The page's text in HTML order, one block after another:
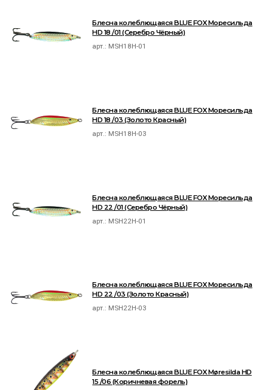
Блесна колеблющаяся BLUE FOX Моресильда
HD 18 /01 (Серебро Чёрный)
арт.: MSH18H-01
Блесна колеблющаяся BLUE FOX Моресильда
HD 18 /03 (Золото Красный)
арт.: MSH18H-03
Блесна колеблющаяся BLUE FOX Моресильда
HD 22 /01 (Серебро Чёрный)
арт.: MSH22H-01
Блесна колеблющаяся BLUE FOX Моресильда
HD 22 /03 (Золото Красный)
арт.: MSH22H-03
Блесна колеблющаяся BLUE FOX Møresilda HD
15 /06 (Коричневая форель)